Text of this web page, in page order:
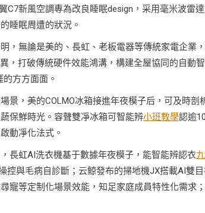
C7新風空調專為改良睡眠design，采用毫米波雷
睡眠周遭的狀況。
，無論是美的、長虹、老板電器等傳統家電企業
，打破傳統硬件效能鴻溝，構建全屋協同的自動
方方面面。
景，美的COLMO冰箱接進年夜模子后，可及時
保鮮時光。容聲雙凈冰箱可智能辨小班教學認逾
動凈化法式。
長虹AI洗衣機基于數據年夜模子，能智能辨認衣
控與毛病自診斷；云鯨發布的掃地機JX搭載AI雙
寵等定制化場景效能，知足家庭成員特性化需求